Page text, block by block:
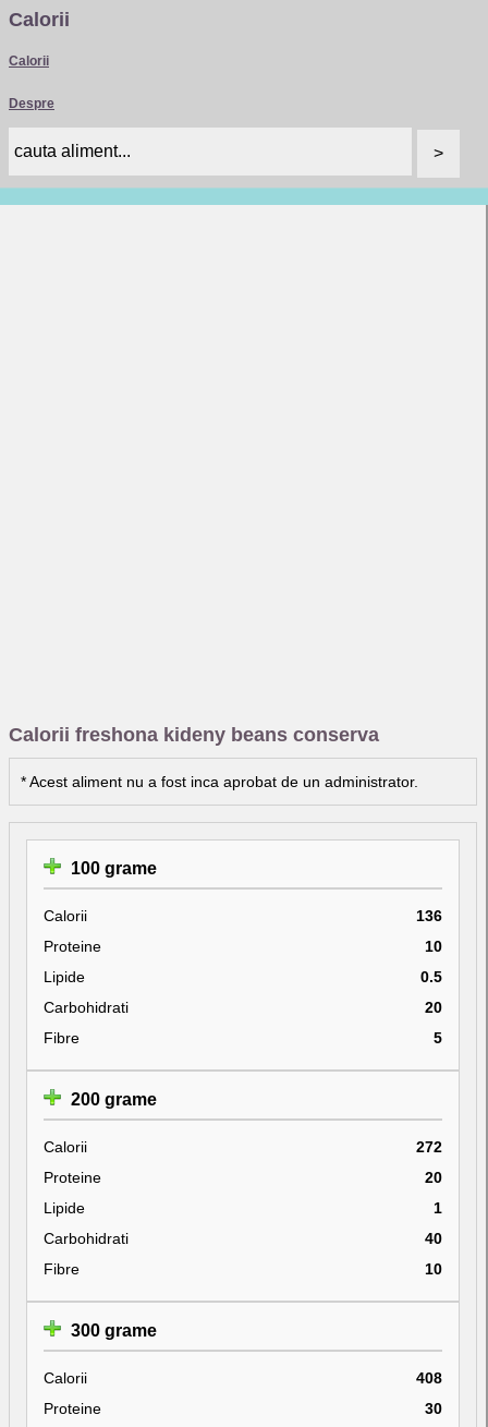
Calorii
Calorii
Despre
Calorii freshona kideny beans conserva
* Acest aliment nu a fost inca aprobat de un administrator.
100 grame
Calorii
136
Proteine
10
Lipide
0.5
Carbohidrati
20
Fibre
5
200 grame
Calorii
272
Proteine
20
Lipide
1
Carbohidrati
40
Fibre
10
300 grame
Calorii
408
Proteine
30